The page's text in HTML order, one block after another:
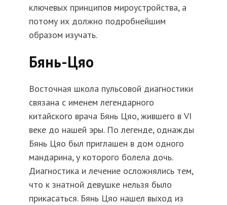
ключевых принципов мироустройства, а
потому их должно подробнейшим
образом изучать.
Бянь-Цяо
Восточная школа пульсовой диагностики
связана с именем легендарного
китайского врача Бянь Цяо, жившего в VI
веке до нашей эры. По легенде, однажды
Бянь Цяо был приглашен в дом одного
мандарина, у которого болела дочь.
Диагностика и лечение осложнялись тем,
что к знатной девушке нельзя было
прикасаться. Бянь Цяо нашел выход из